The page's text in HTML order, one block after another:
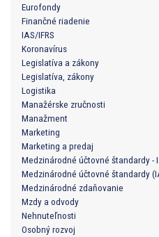
Eurofondy
Finančné riadenie
IAS/IFRS
Koronavírus
Legislatíva a zákony
Legislatíva, zákony
Logistika
Manažérske zručnosti
Manažment
Marketing
Marketing a predaj
Medzinárodné účtovné štandardy -
Medzinárodné účtovné štandardy
Medzinárodné zdaňovanie
Mzdy a odvody
Nehnuteľnosti
Osobný rozvoj